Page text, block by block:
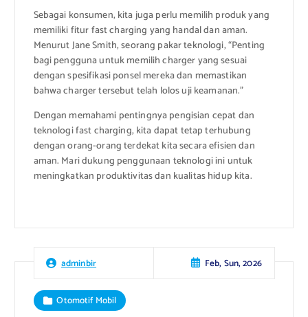
Sebagai konsumen, kita juga perlu memilih produk yang
memiliki fitur fast charging yang handal dan aman.
Menurut Jane Smith, seorang pakar teknologi, “Penting
bagi pengguna untuk memilih charger yang sesuai
dengan spesifikasi ponsel mereka dan memastikan
bahwa charger tersebut telah lolos uji keamanan.”
Dengan memahami pentingnya pengisian cepat dan
teknologi fast charging, kita dapat tetap terhubung
dengan orang-orang terdekat kita secara efisien dan
aman. Mari dukung penggunaan teknologi ini untuk
meningkatkan produktivitas dan kualitas hidup kita.
adminbir Feb, Sun, 2026
Otomotif Mobil